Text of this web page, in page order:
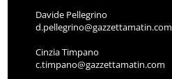
Davide Pellegrino
d.pellegrino@gazzettamatin.com
Cinzia Timpano
c.timpano@gazzettamatin.com